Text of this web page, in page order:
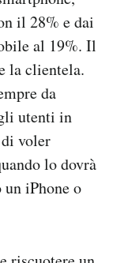
il 28% e dai
al 19%. Il
la clientela.
da
utenti in
voler
lo dovrà
un iPhone o